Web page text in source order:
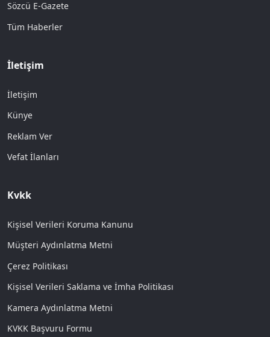
Sözcü E-Gazete
Tüm Haberler
İletişim
İletişim
Künye
Reklam Ver
Vefat İlanları
Kvkk
Kişisel Verileri Koruma Kanunu
Müşteri Aydınlatma Metni
Çerez Politikası
Kişisel Verileri Saklama ve İmha Politikası
Kamera Aydınlatma Metni
KVKK Başvuru Formu